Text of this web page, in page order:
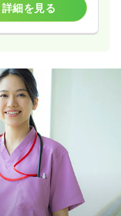
詳細を見る